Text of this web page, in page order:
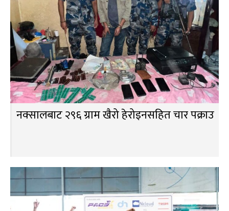
नक्सालबाट २९६ ग्राम खैरो हेरोइनसहित चार पक्राउ